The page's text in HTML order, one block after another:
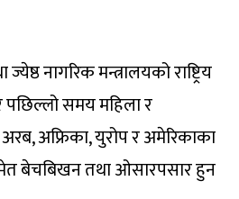
नागरिक मन्त्रालयको राष्ट्रिय
पछिल्लो समय महिला र
अफ्रिका, युरोप र अमेरिकाका
बेचबिखन तथा ओसारपसार हुन